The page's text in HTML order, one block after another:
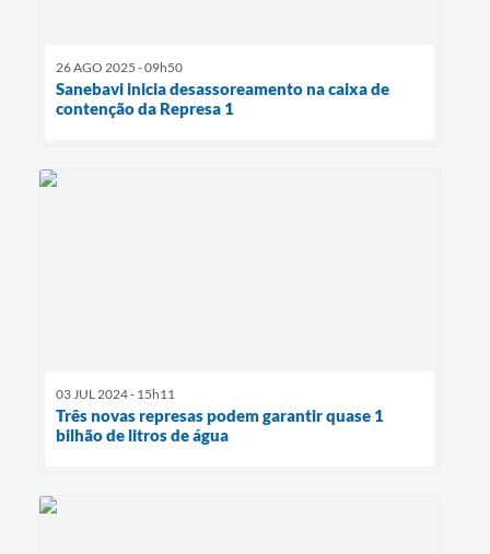
26 AGO 2025 - 09h50
Sanebavi inicia desassoreamento na caixa de
contenção da Represa 1
03 JUL 2024 - 15h11
Três novas represas podem garantir quase 1
bilhão de litros de água